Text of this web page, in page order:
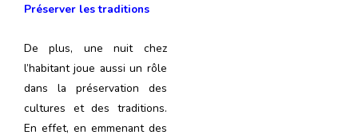
Préserver les traditions
De plus, une nuit chez
l’habitant joue aussi un rôle
dans la préservation des
cultures et des traditions.
En effet, en emmenant des